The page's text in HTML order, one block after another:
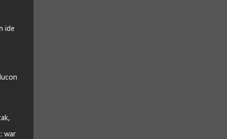
ide
war